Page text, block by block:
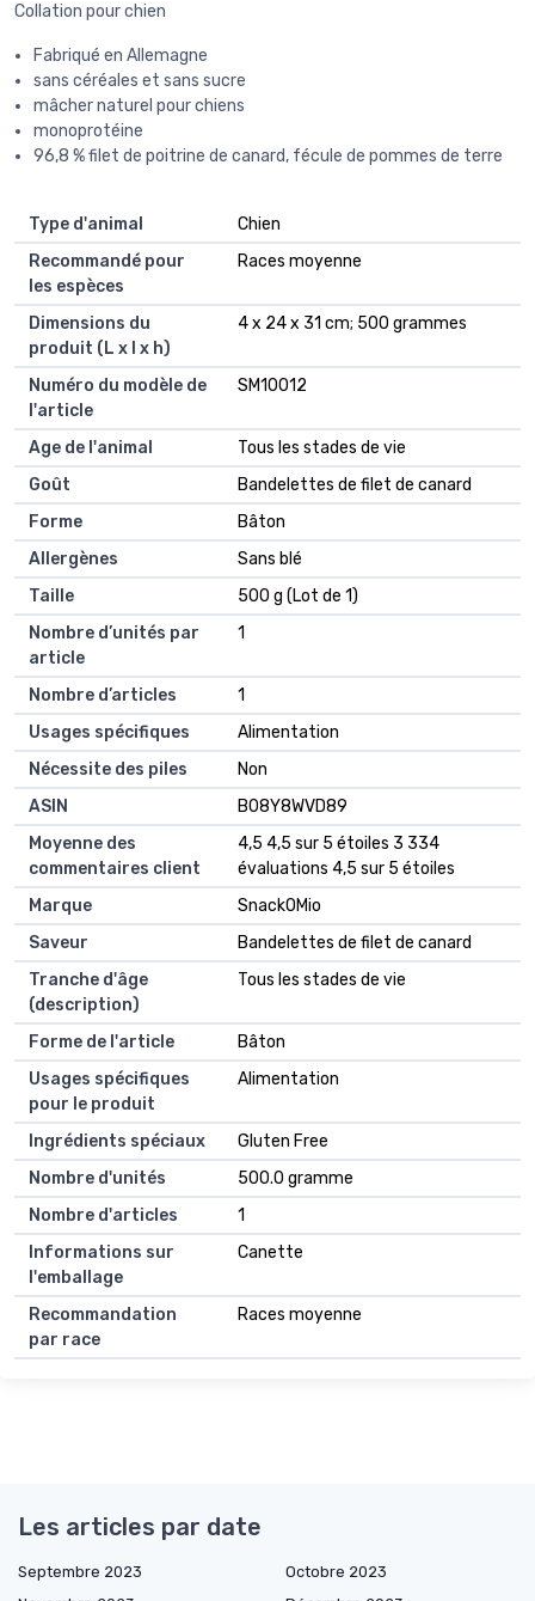
Collation pour chien
Fabriqué en Allemagne
sans céréales et sans sucre
mâcher naturel pour chiens
monoprotéine
96,8 % filet de poitrine de canard, fécule de pommes de terre
Type d'animal
‎Chien
Recommandé pour
les espèces
‎Races moyenne
Dimensions du
produit (L x l x h)
‎4 x 24 x 31 cm; 500 grammes
Numéro du modèle de
l'article
‎SM10012
Age de l'animal
‎Tous les stades de vie
Goût
‎Bandelettes de filet de canard
Forme
‎Bâton
Allergènes
‎Sans blé
Taille
‎500 g (Lot de 1)
Nombre d’unités par
article
‎1
Nombre d’articles
‎1
Usages spécifiques
‎Alimentation
Nécessite des piles
‎Non
ASIN
B08Y8WVD89
Moyenne des
commentaires client
4,5 4,5 sur 5 étoiles 3 334
évaluations 4,5 sur 5 étoiles
Marque
SnackOMio
Saveur
Bandelettes de filet de canard
Tranche d'âge
(description)
Tous les stades de vie
Forme de l'article
Bâton
Usages spécifiques
pour le produit
Alimentation
Ingrédients spéciaux
Gluten Free
Nombre d'unités
500.0 gramme
Nombre d'articles
1
Informations sur
l'emballage
Canette
Recommandation
par race
Races moyenne
Les articles par date
Septembre 2023
Octobre 2023